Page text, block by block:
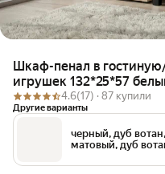
Шкаф-пенал в
игрушек 132*25*57
4.6(17) · 87 купили
Другие варианты
черный, дуб
матовый, дуб